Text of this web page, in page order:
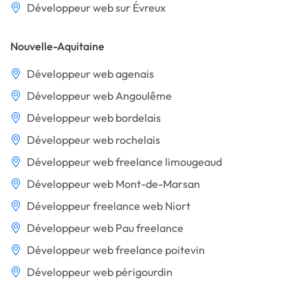
Développeur web sur Évreux
Nouvelle-Aquitaine
Développeur web agenais
Développeur web Angoulême
Développeur web bordelais
Développeur web rochelais
Développeur web freelance limougeaud
Développeur web Mont-de-Marsan
Développeur freelance web Niort
Développeur web Pau freelance
Développeur web freelance poitevin
Développeur web périgourdin